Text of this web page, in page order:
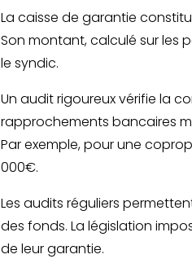
La caisse de garantie
Son montant, calculé sur les
le syndic.
Un audit rigoureux vérifie la
rapprochements bancaires
Par exemple, pour une
000€.
Les audits réguliers
des fonds. La législation
de leur garantie.